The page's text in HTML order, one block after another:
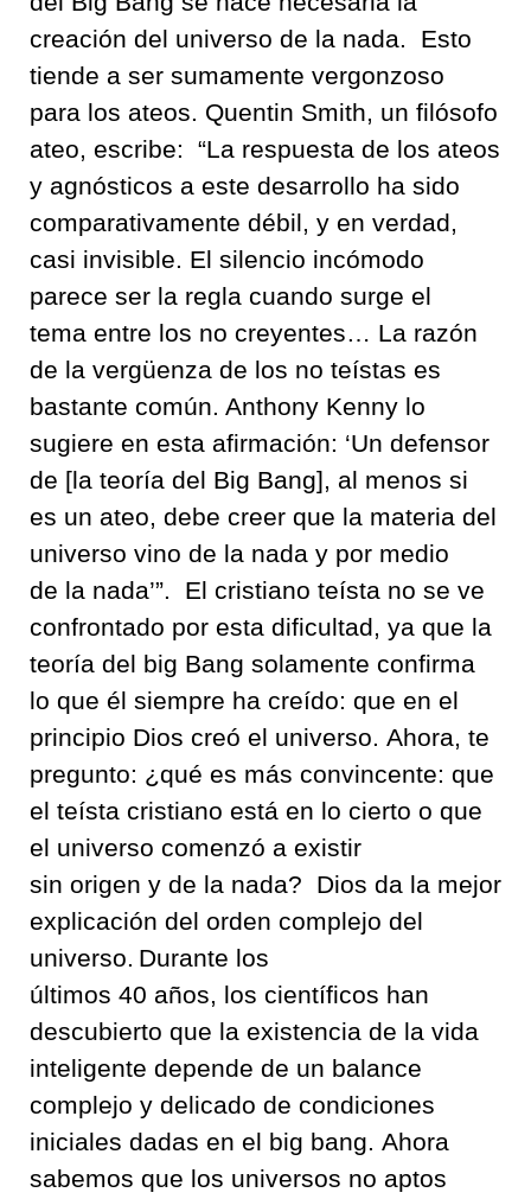
creación del universo de la nada
Esto
tiende a ser sumamente vergonzoso
para los ateos . Quentin Smith, un filósofo
ateo escribe: “La respuesta de los ateos
y agnósticos a este desarrollo ha sido
comparativamente débil y en verdad,
casi invisible. El silencio incómodo
parece ser la regla cuando surge el
tema entre los no creyentes
La razón
de la vergüenza de los no teístas es
bastante común . Anthony Kenny lo
sugiere en esta afirmación: ‘Un defensor
de [la teoría del Big Bang], al menos si
es un ateo debe creer que la materia del
universo vino de la nada y por medio
de la nada’” El cristiano teísta no se ve
confrontado por esta dificultad, ya que la
teoría del big Bang solamente confirma
lo que él siempre ha creído: que en el
principio Dios creó el universo
Ahora, te
pregunto: ¿ qué es más convincente: que
el teísta cristiano está en lo cierto o que
el universo comenzó a existir
sin origen y de la nada?
Dios da la mejor
explicación del orden complejo del
universo Durante los
últimos 40 años
los científicos han
descubierto que la existencia de la vida
inteligente depende de un balance
complejo y delicado de condiciones
iniciales dadas en el big bang
Ahora
sabemos que los universos no aptos